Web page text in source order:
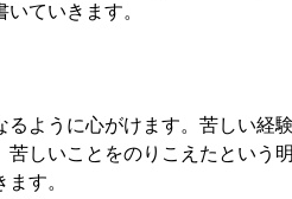
ていきます。
ように心がけます。苦しい経
苦しいことをのりこえたという
す。